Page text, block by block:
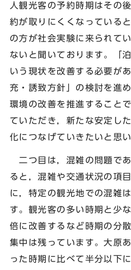
人観光客の予約時期はその
約が取りにくくなっている
の方が社会実験に来られて
ないと聞いております。「
いう現状を改善する必要が
充・誘致方針」の検討を進
環境の改善を推進すること
ていただき，新たな安定し
化につなげていきたいと思い
二つ目は，混雑の問題で
ると，混雑や交通状況の項
に，特定の観光地での混雑
す。観光客の多い時期と少
倍に改善するなど時期の分
集中は残っています。大原
った時期に比べて半分以下